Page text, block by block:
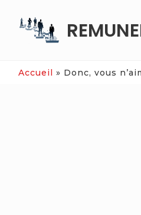
Accueil » Donc, vous